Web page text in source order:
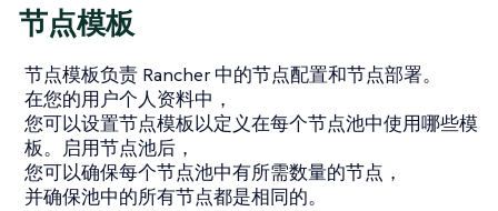
节点模板
节点模板负责 Rancher 中的节点配置和节点部署。
在您的用户个人资料中，
您可以设置节点模板以定义在每个节点池中使用哪些模
板。启用节点池后，
您可以确保每个节点池中有所需数量的节点，
并确保池中的所有节点都是相同的。